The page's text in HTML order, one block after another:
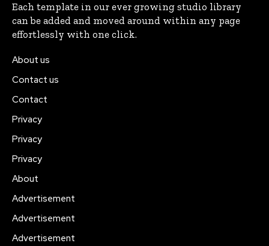
Each template in our ever growing studio library
can be added and moved around within any page
effortlessly with one click.
About us
Contact us
Contact
Privacy
Privacy
Privacy
About
Advertisement
Advertisement
Advertisement